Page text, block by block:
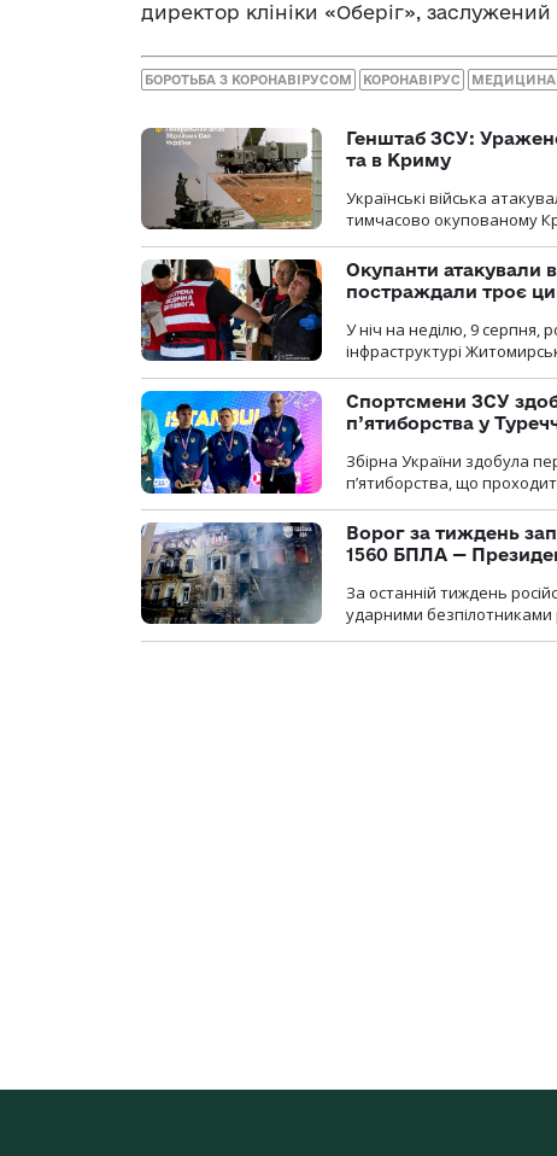
директор клініки «Оберіг»,
БОРОТЬБА З КОРОНАВІРУСОМ КОРОНАВІРУС МЕДИЦИНА
Генштаб ЗСУ:
та в Криму
Українські війська
тимчасово окупованому
Окупанти атакували
постраждали троє
У ніч на неділю, 9 серпня,
інфраструктурі
Спортсмени ЗСУ
п’ятиборства у
Збірна України здобула
п’ятиборства, що
Ворог за тиждень
1560 БПЛА —
За останній тиждень
ударними безпілотниками